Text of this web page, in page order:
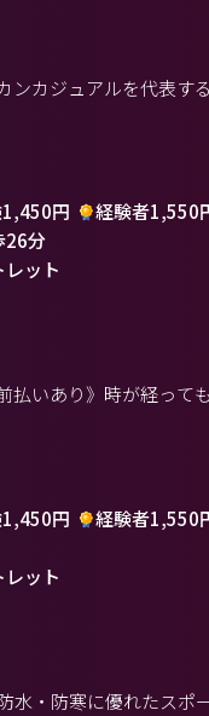
ンカジュアルを代表する
円
経験者1,550
26分
ット
払いあり》時が経っても
円
経験者1,550
ット
水・防寒に優れたスポ